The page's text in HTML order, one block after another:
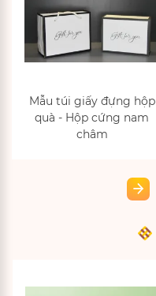
Mẫu túi giấy đựng hộp
quà - Hộp cứng nam
châm